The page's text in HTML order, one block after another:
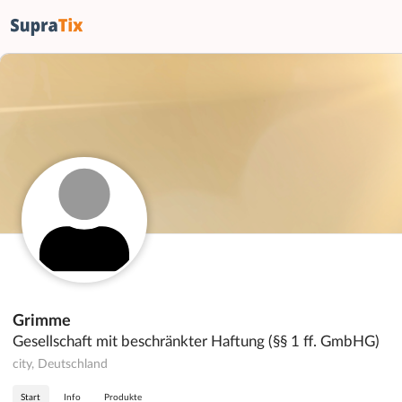
Grimme
Gesellschaft mit beschränkter Haftung (§§ 1 ff. GmbHG)
city, Deutschland
Start Info Produkte